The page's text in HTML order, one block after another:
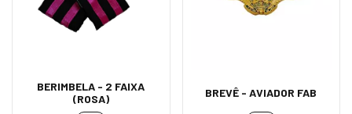
BERIMBELA - 2 FAIXA
(ROSA)
BREVÊ - AVIADOR FAB